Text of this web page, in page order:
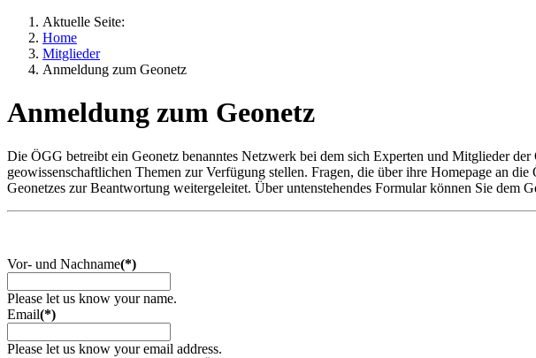
Aktuelle Seite:
Home
Mitglieder
Anmeldung zum Geonetz
Anmeldung zum Geonetz
Die ÖGG betreibt ein Geonetz benanntes Netzwerk bei dem sich Experten und Mitglieder
geowissenschaftlichen Themen zur Verfügung stellen. Fragen, die über ihre Homepage an
Geonetzes zur Beantwortung weitergeleitet. Über untenstehendes Formular können Sie dem
Vor- und Nachname(*)
Please let us know your name.
Email(*)
Please let us know your email address.